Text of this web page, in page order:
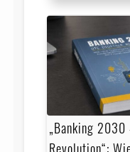
„Banking